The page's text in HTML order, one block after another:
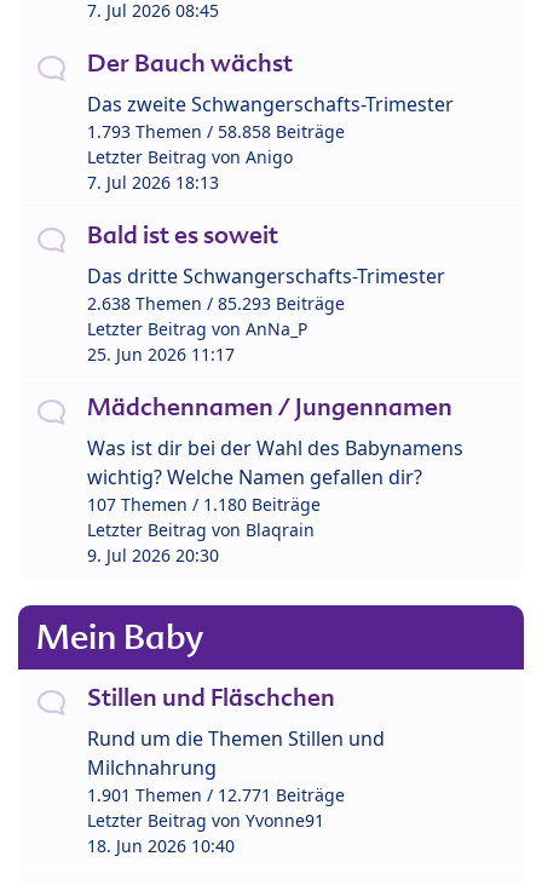
7. Jul 2026 08:45
Der Bauch wächst
Das zweite Schwangerschafts-Trimester
1.793 Themen / 58.858 Beiträge
Letzter Beitrag von Anigo
7. Jul 2026 18:13
Bald ist es soweit
Das dritte Schwangerschafts-Trimester
2.638 Themen / 85.293 Beiträge
Letzter Beitrag von AnNa_P
25. Jun 2026 11:17
Mädchennamen / Jungennamen
Was ist dir bei der Wahl des Babynamens
wichtig? Welche Namen gefallen dir?
107 Themen / 1.180 Beiträge
Letzter Beitrag von Blaqrain
9. Jul 2026 20:30
Mein Baby
Stillen und Fläschchen
Rund um die Themen Stillen und
Milchnahrung
1.901 Themen / 12.771 Beiträge
Letzter Beitrag von Yvonne91
18. Jun 2026 10:40